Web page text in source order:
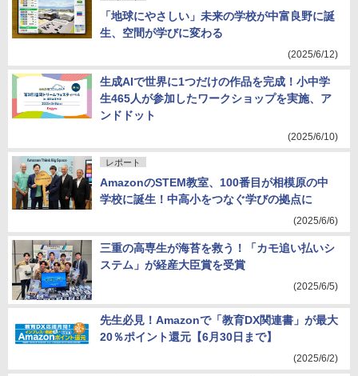
「地球にやさしい」未来の学校が中富良野に誕
生、空間が学びに変わる
(2025/6/12)
生成AIで世界に1つだけの作品を完成！小中学
生465人が参加したワークショップを実施、ア
ンドドット
(2025/6/10)
レポート
AmazonのSTEM教室、100番目が相模原の中
学校に誕生！中高小をつなぐ学びの拠点に
(2025/6/6)
三重の高専生が海苔を救う！「カモ追い払いシ
ステム」が経産大臣賞を受賞
(2025/6/5)
先生必見！Amazonで「教育DX関連書」が最大
20％ポイント還元【6月30日まで】
(2025/6/2)